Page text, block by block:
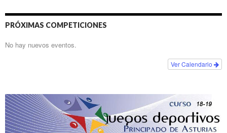
PRÓXIMAS COMPETICIONES
No hay nuevos eventos.
Ver Calendario